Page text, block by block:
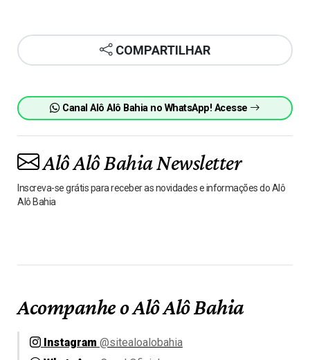
COMPARTILHAR
Canal Alô Alô Bahia no WhatsApp! Acesse
Alô Alô Bahia Newsletter
Inscreva-se grátis para receber as novidades e informações do Alô
Alô Bahia
Acompanhe o Alô Alô Bahia
Instagram @sitealoalobahia